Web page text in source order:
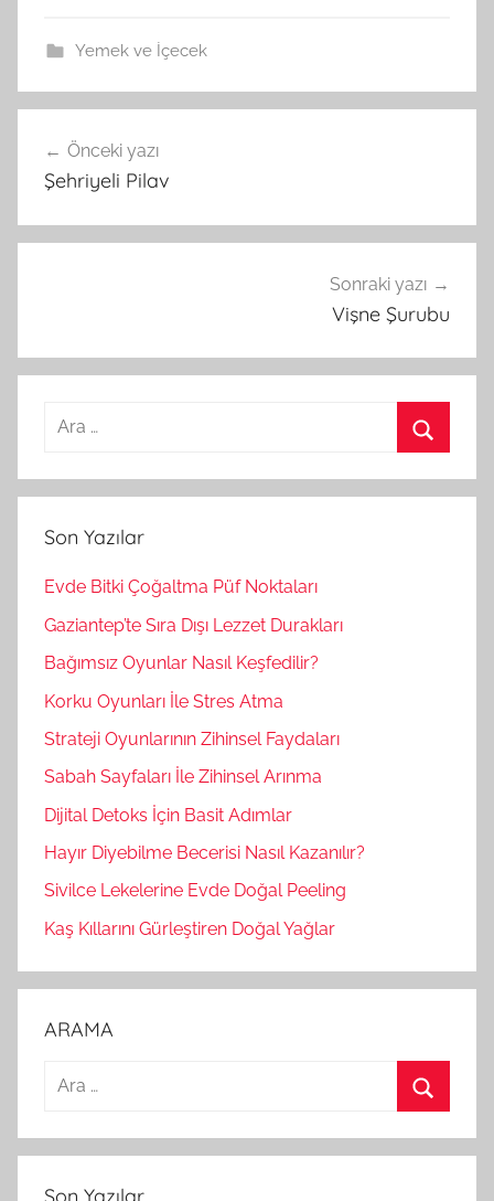
Yemek ve İçecek
Yazı
gezinmesi
Önceki yazı
Şehriyeli Pilav
Sonraki yazı
Vişne Şurubu
a
a
r
Son Yazılar
Evde Bitki Çoğaltma Püf Noktaları
Gaziantep’te Sıra Dışı Lezzet Durakları
Bağımsız Oyunlar Nasıl Keşfedilir?
Korku Oyunları İle Stres Atma
Strateji Oyunlarının Zihinsel Faydaları
Sabah Sayfaları İle Zihinsel Arınma
Dijital Detoks İçin Basit Adımlar
Hayır Diyebilme Becerisi Nasıl Kazanılır?
Sivilce Lekelerine Evde Doğal Peeling
Kaş Kıllarını Gürleştiren Doğal Yağlar
ARAMA
a
r
Son Yazılar